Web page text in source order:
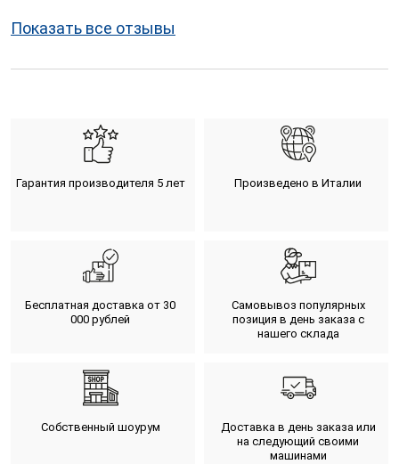
Показать все отзывы
Гарантия производителя 5 лет Произведено в Италии
Бесплатная доставка от 30
000 рублей
Самовывоз популярных
позиция в день заказа с
нашего склада
Собственный шоурум
Доставка в день заказа или
на следующий своими
машинами